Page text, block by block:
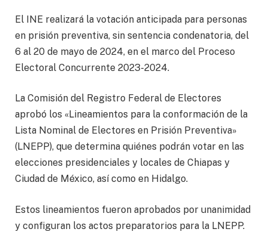
El INE realizará la votación anticipada para personas
en prisión preventiva, sin sentencia condenatoria, del
6 al 20 de mayo de 2024, en el marco del Proceso
Electoral Concurrente 2023-2024.
La Comisión del Registro Federal de Electores
aprobó los «Lineamientos para la conformación de la
Lista Nominal de Electores en Prisión Preventiva»
(LNEPP), que determina quiénes podrán votar en las
elecciones presidenciales y locales de Chiapas y
Ciudad de México, así como en Hidalgo.
Estos lineamientos fueron aprobados por unanimidad
y configuran los actos preparatorios para la LNEPP.